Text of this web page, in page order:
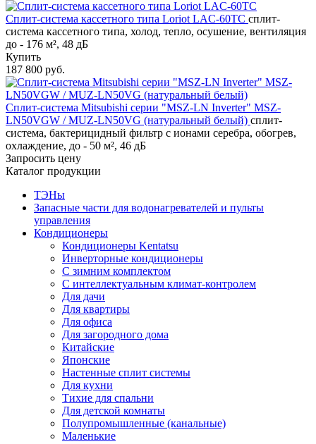
Сплит-система кассетного типа Loriot LAC-60TC сплит-
система кассетного типа, холод, тепло, осушение, вентиляция
до - 176 м², 48 дБ
Купить
187 800 руб.
Сплит-система Mitsubishi серии "MSZ-LN Inverter" MSZ-
LN50VGW / MUZ-LN50VG (натуральный белый) сплит-
система, бактерицидный фильтр с ионами серебра, обогрев,
охлаждение, до - 50 м², 46 дБ
Запросить цену
Каталог продукции
ТЭНы
Запасные части для водонагревателей и пульты
управления
Кондиционеры
Кондиционеры Kentatsu
Инверторные кондиционеры
С зимним комплектом
С интеллектуальным климат-контролем
Для дачи
Для квартиры
Для офиса
Для загородного дома
Китайские
Японские
Настенные сплит системы
Для кухни
Тихие для спальни
Для детской комнаты
Полупромышленные (канальные)
Маленькие